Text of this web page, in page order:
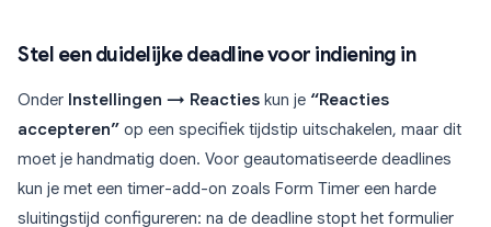
Stel een duidelijke deadline voor indiening in
Onder Instellingen → Reacties kun je “Reacties
accepteren” op een specifiek tijdstip uitschakelen, maar dit
moet je handmatig doen. Voor geautomatiseerde deadlines
kun je met een timer-add-on zoals Form Timer een harde
sluitingstijd configureren: na de deadline stopt het formulier